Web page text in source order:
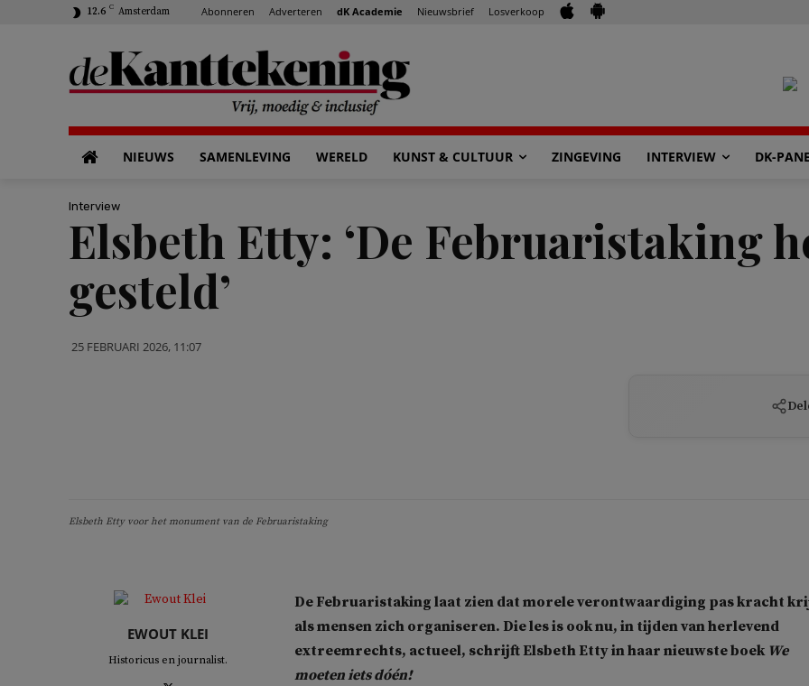
12.6 C Amsterdam Abonneren Adverteren dK Academie Nieuwsbrief Losverkoop
NIEUWS SAMENLEVING WERELD KUNST & CULTUUR ZINGEVING INTERVIEW DK-
Interview
Elsbeth Etty: ‘De Februaristaking
gesteld’
25 FEBRUARI 2026, 11:07
Elsbeth Etty voor het monument van de Februaristaking
EWOUT KLEI
Historicus en journalist.
De Februaristaking laat zien dat morele verontwaardiging pas kracht
als mensen zich organiseren. Die les is ook nu, in tijden van herlevend
extreemrechts, actueel, schrijft Elsbeth Etty in haar nieuwste boek We
moeten iets dóén!